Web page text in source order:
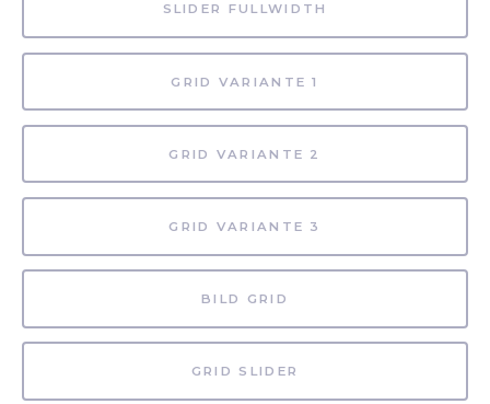
SLIDER FULLWIDTH
GRID VARIANTE 1
GRID VARIANTE 2
GRID VARIANTE 3
BILD GRID
GRID SLIDER